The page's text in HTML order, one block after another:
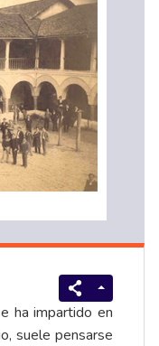
ha impartido en
suele pensarse